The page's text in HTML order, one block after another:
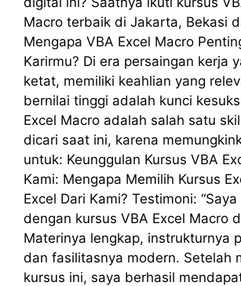
Macro terbaik di Jakarta, Bekasi
Mengapa VBA Excel Macro
Karirmu? Di era persaingan kerja
ketat, memiliki keahlian yang
bernilai tinggi adalah kunci
Excel Macro adalah salah satu
dicari saat ini, karena
untuk: Keunggulan Kursus VBA
Kami: Mengapa Memilih Kursus
Excel Dari Kami? Testimoni:
dengan kursus VBA Excel Macro
Materinya lengkap, instrukturnya
dan fasilitasnya modern. Setelah
kursus ini, saya berhasil